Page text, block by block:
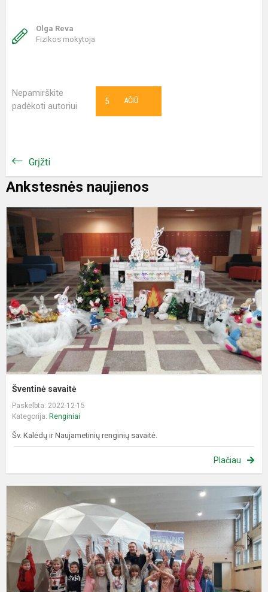
Olga Reva
Fizikos mokytoja
Nepamirškite
padėkoti autoriui
AČIŪ
5
Grįžti
Ankstesnės naujienos
Šventinė savaitė
Paskelbta: 2022-12-15
Kategorija: Renginiai
Šv. Kalėdų ir Naujametinių renginių savaitė.
Plačiau